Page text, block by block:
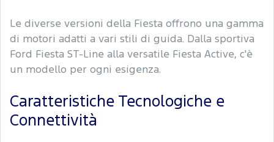
Le diverse versioni della Fiesta offrono una gamma
di motori adatti a vari stili di guida. Dalla sportiva
Ford Fiesta ST-Line alla versatile Fiesta Active, c'è
un modello per ogni esigenza.
Caratteristiche Tecnologiche e
Connettività